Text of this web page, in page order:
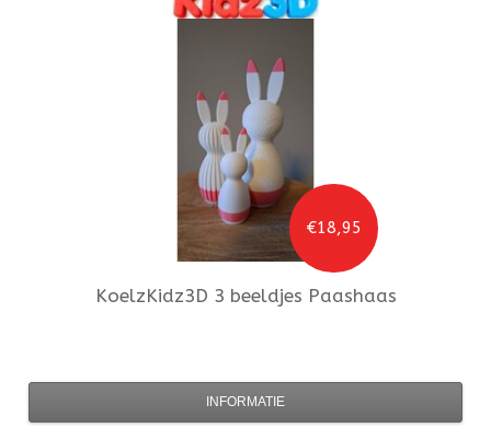
€18,95
KoelzKidz3D 3 beeldjes Paashaas
INFORMATIE